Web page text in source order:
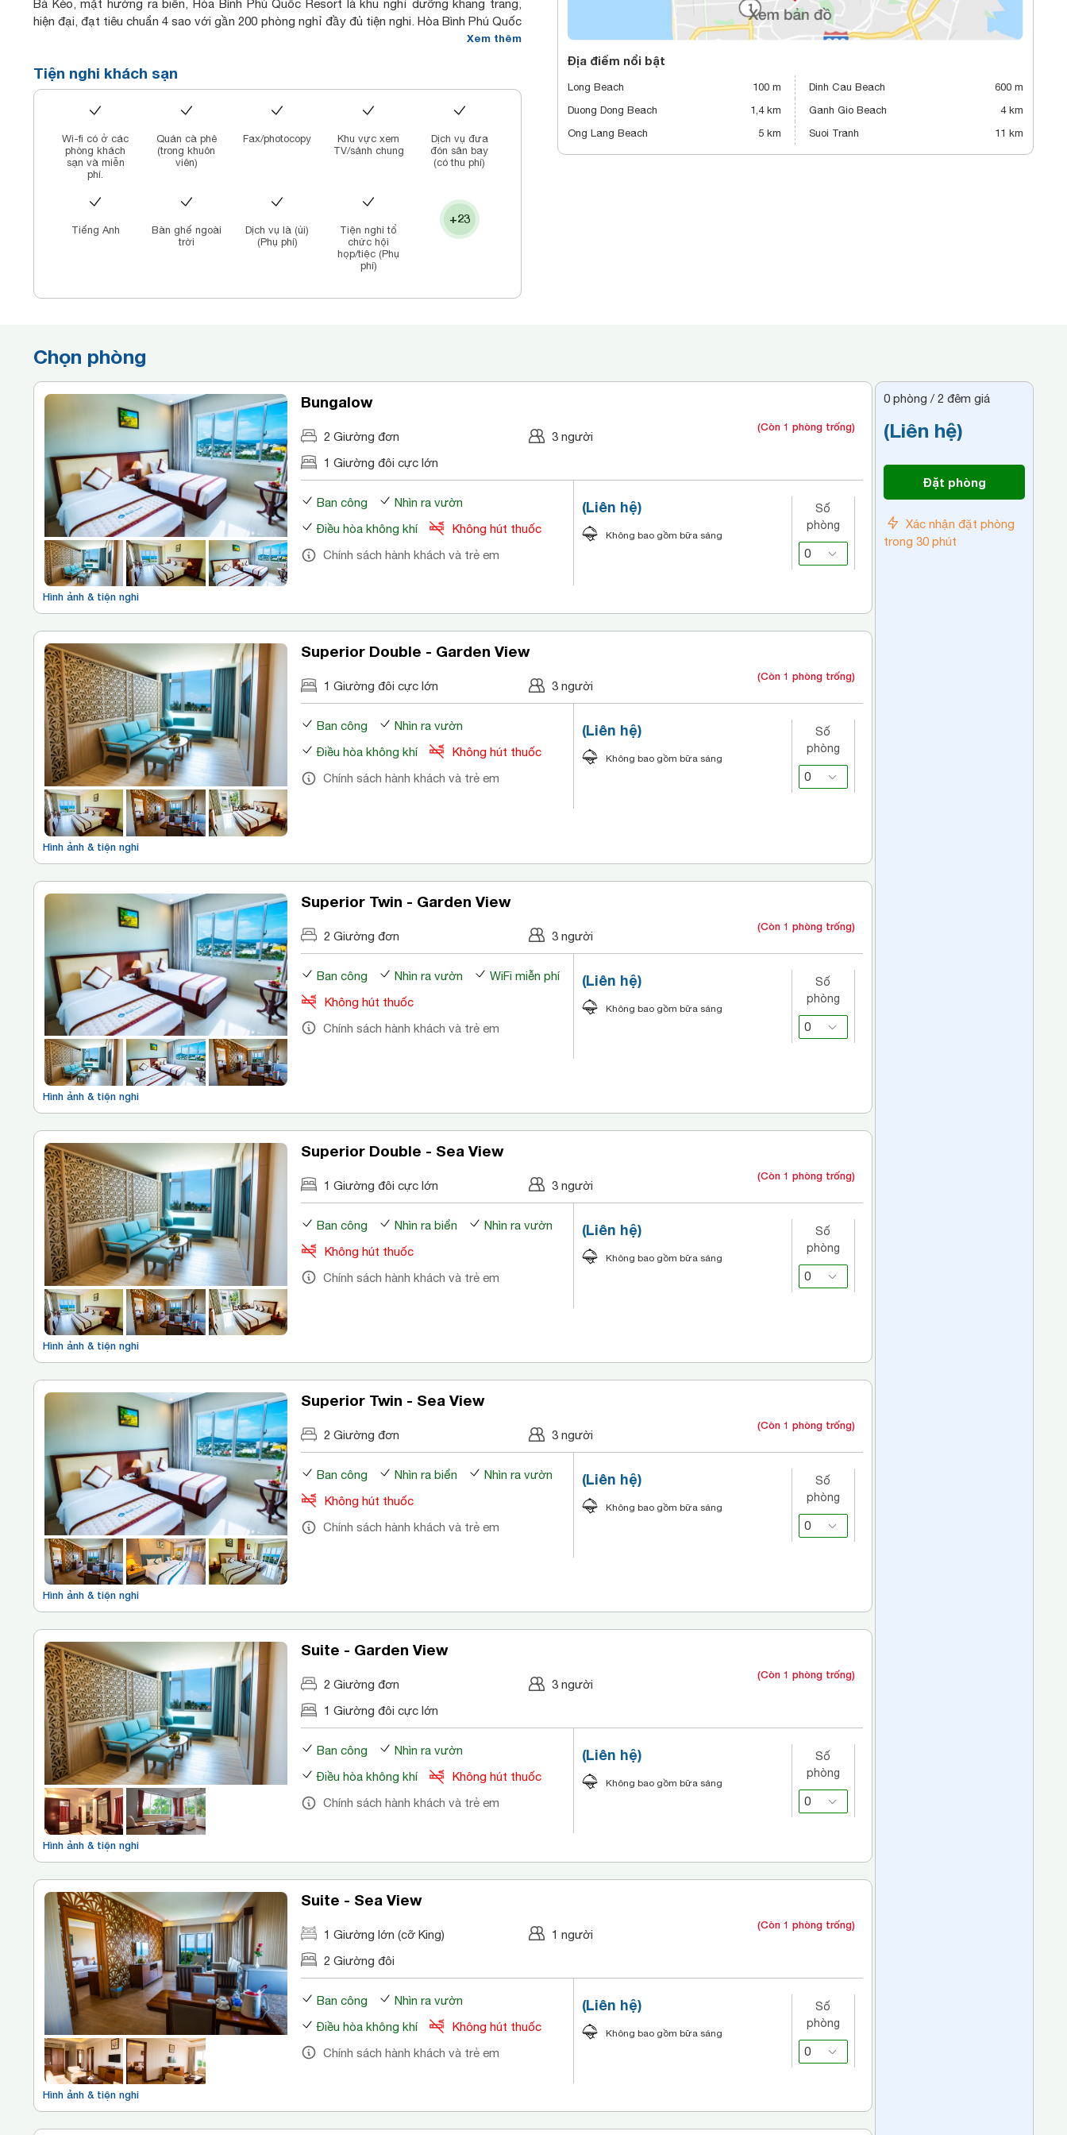
Bà Kèo, mặt hướng ra biển, Hòa Bình Phú Quốc Resort là khu nghỉ dưỡng khang trang,
hiện đại, đạt tiêu chuẩn 4 sao với gần 200 phòng nghỉ đầy đủ tiện nghi. Hòa Bình Phú Quốc
Resort nhất định sẽ là lựa chọn lý tưởng của Quý khách khi đến hòn đảo ngọc xinh đẹp
Xem thêm
Tiện nghi khách sạn
Wi-fi có ở các
phòng khách
sạn và miễn
phí.
Quán cà phê
(trong khuôn
viên)
Fax/photocopy
Khu vực xem
TV/sảnh chung
Dịch vụ đưa
đón sân bay
(có thu phí)
Tiếng Anh
Bàn ghế ngoài
trời
Dịch vụ là (ủi)
(Phụ phí)
Tiện nghi tổ
chức hội
họp/tiệc (Phụ
phí)
+23
Địa điểm nổi bật
Long Beach 100 m Dinh Cau Beach
600 m
Duong Dong Beach
1,4 km Ganh Gio Beach
4 km
Ong Lang Beach
5 km Suoi Tranh 11 km
Chọn phòng
Hình ảnh & tiện nghi
Bungalow
2 Giường đơn
1 Giường đôi cực lớn
3 người
(Còn 1 phòng trống)
Ban công
Nhìn ra vườn
Điều hòa không khí
Không hút thuốc
Chính sách hành khách và trẻ em
(Liên hệ)
Không bao gồm bữa sáng
Số
phòng
Hình ảnh & tiện nghi
Superior Double - Garden View
1 Giường đôi cực lớn 3 người
(Còn 1 phòng trống)
Ban công
Nhìn ra vườn
Điều hòa không khí
Không hút thuốc
Chính sách hành khách và trẻ em
(Liên hệ)
Không bao gồm bữa sáng
Số
phòng
Hình ảnh & tiện nghi
Superior Twin - Garden View
2 Giường đơn 3 người
(Còn 1 phòng trống)
Ban công Nhìn ra vườn
WiFi miễn phí
Không hút thuốc
Chính sách hành khách và trẻ em
(Liên hệ)
Không bao gồm bữa sáng
Số
phòng
Hình ảnh & tiện nghi
Superior Double - Sea View
1 Giường đôi cực lớn 3 người
(Còn 1 phòng trống)
Ban công Nhìn ra biển
Nhìn ra vườn
Không hút thuốc
Chính sách hành khách và trẻ em
(Liên hệ)
Không bao gồm bữa sáng
Số
phòng
Hình ảnh & tiện nghi
Superior Twin - Sea View
2 Giường đơn 3 người
(Còn 1 phòng trống)
Ban công Nhìn ra biển
Nhìn ra vườn
Không hút thuốc
Chính sách hành khách và trẻ em
(Liên hệ)
Không bao gồm bữa sáng
Số
phòng
Hình ảnh & tiện nghi
Suite - Garden View
2 Giường đơn
1 Giường đôi cực lớn
3 người
(Còn 1 phòng trống)
Ban công
Nhìn ra vườn
Điều hòa không khí
Không hút thuốc
Chính sách hành khách và trẻ em
(Liên hệ)
Không bao gồm bữa sáng
Số
phòng
Hình ảnh & tiện nghi
Suite - Sea View
1 Giường lớn (cỡ King)
2 Giường đôi
1 người
(Còn 1 phòng trống)
Ban công
Nhìn ra vườn
Điều hòa không khí
Không hút thuốc
Chính sách hành khách và trẻ em
(Liên hệ)
Không bao gồm bữa sáng
Số
phòng
0 phòng / 2 đêm giá
(Liên hệ)
Đặt phòng
Xác nhận đặt phòng
trong 30 phút